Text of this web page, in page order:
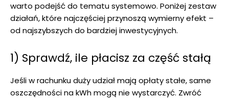
warto podejść do tematu systemowo. Poniżej zestaw
działań, które najczęściej przynoszą wymierny efekt –
od najszybszych do bardziej inwestycyjnych.
1) Sprawdź, ile płacisz za część stałą
Jeśli w rachunku duży udział mają opłaty stałe, same
oszczędności na kWh mogą nie wystarczyć. Zwróć